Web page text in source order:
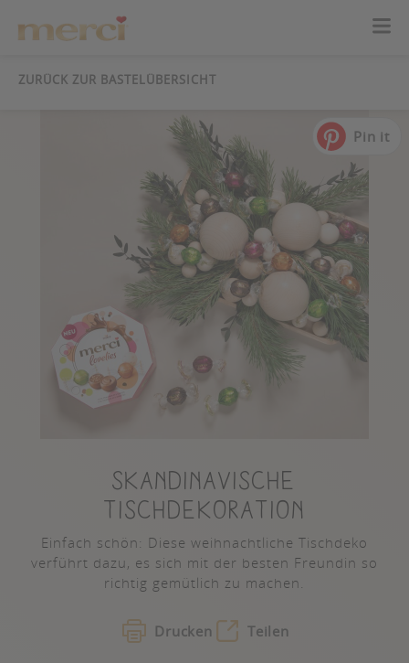
ZURÜCK ZUR BASTELÜBERSICHT
SKANDINAVISCHE
TISCHDEKORATION
Einfach schön: Diese weihnachtliche Tischdeko
verführt dazu, es sich mit der besten Freundin so
richtig gemütlich zu machen.
Drucken Teilen